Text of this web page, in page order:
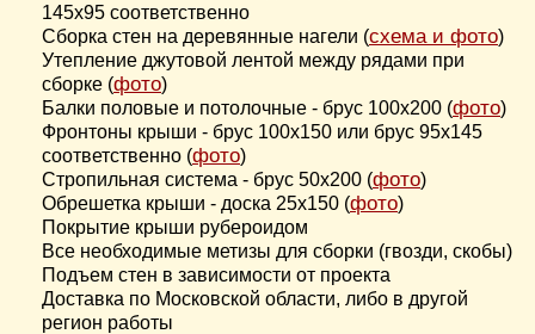
145х95 соответственно
Сборка стен на деревянные нагели (схема и фото)
Утепление джутовой лентой между рядами при
сборке (фото)
Балки половые и потолочные - брус 100х200 (фото)
Фронтоны крыши - брус 100х150 или брус 95х145
соответственно (фото)
Стропильная система - брус 50х200 (фото)
Обрешетка крыши - доска 25х150 (фото)
Покрытие крыши рубероидом
Все необходимые метизы для сборки (гвозди, скобы)
Подъем стен в зависимости от проекта
Доставка по Московской области, либо в другой
регион работы